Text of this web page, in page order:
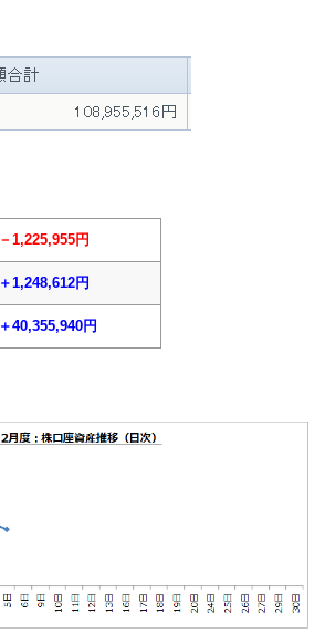
－1,225,955円
＋1,248,612円
＋40,355,940円